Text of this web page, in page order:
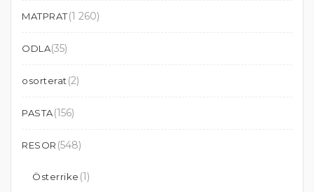
MATPRAT(1 260)
ODLA(35)
osorterat (2)
PASTA(156)
RESOR (548)
Österrike (1)